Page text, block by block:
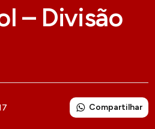
– Divisão
Compartilhar